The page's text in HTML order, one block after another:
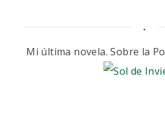
.
Mi última novela. Sobre la